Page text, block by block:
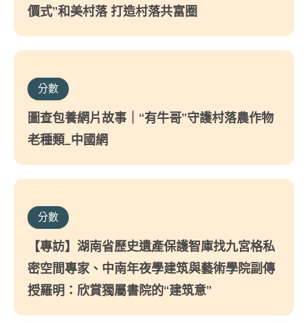
價式”和美村落 打造村落共富圈
分數
圖查包養網片故事｜“有牛哥”守護村落農作物
老種類_中國網
分數
【專訪】湖南省歷史遺產保護智庫找九宮格私
密空間專家、中南年夜學建筑與藝術學院副傳
授羅明：欣賞獨屬書院的“建筑意”